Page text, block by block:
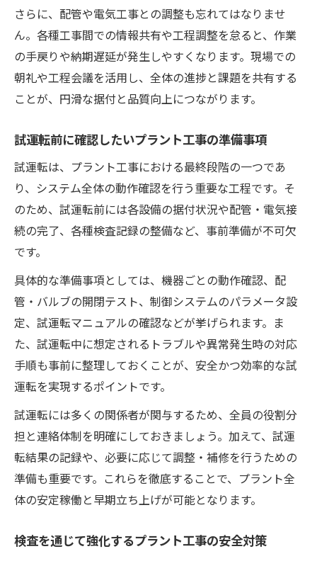
さらに、配管や電気工事との調整も忘れてはなりませ
ん。各種工事間での情報共有や工程調整を怠ると、作業
の手戻りや納期遅延が発生しやすくなります。現場での
朝礼や工程会議を活用し、全体の進捗と課題を共有する
ことが、円滑な据付と品質向上につながります。
試運転前に確認したいプラント工事の準備事項
試運転は、プラント工事における最終段階の一つであ
り、システム全体の動作確認を行う重要な工程です。そ
のため、試運転前には各設備の据付状況や配管・電気接
続の完了、各種検査記録の整備など、事前準備が不可欠
です。
具体的な準備事項としては、機器ごとの動作確認、配
管・バルブの開閉テスト、制御システムのパラメータ設
定、試運転マニュアルの確認などが挙げられます。ま
た、試運転中に想定されるトラブルや異常発生時の対応
手順も事前に整理しておくことが、安全かつ効率的な試
運転を実現するポイントです。
試運転には多くの関係者が関与するため、全員の役割分
担と連絡体制を明確にしておきましょう。加えて、試運
転結果の記録や、必要に応じて調整・補修を行うための
準備も重要です。これらを徹底することで、プラント全
体の安定稼働と早期立ち上げが可能となります。
検査を通じて強化するプラント工事の安全対策